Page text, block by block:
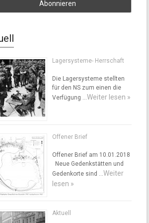
Lagersysteme- Herrschaft
Die Lagersysteme stellten
für den NS zum einen die
Verfügung … Weiter lesen »
Offener Brief
Offener Brief am 10.01.2018
Neue Gedenkstätten und
Gedenkorte sind … Weiter
lesen »
Aktuell